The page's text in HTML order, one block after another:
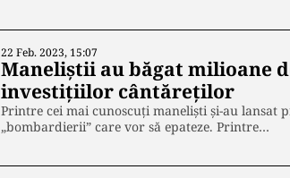
22 Feb. 2023, 15:07
Maneliștii au băgat milioane
investițiilor cântăreților
Printre cei mai cunoscuți maneliști și-au lansat
„bombardierii” care vor să epateze. Printre…